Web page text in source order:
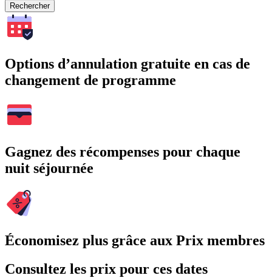
Rechercher
Options d’annulation gratuite en cas de
changement de programme
Gagnez des récompenses pour chaque
nuit séjournée
Économisez plus grâce aux Prix membres
Consultez les prix pour ces dates